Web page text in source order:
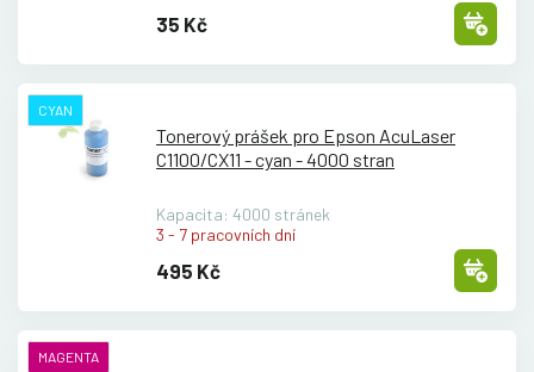
35 Kč
CYAN
Tonerový prášek pro Epson AcuLaser
C1100/CX11 - cyan - 4000 stran
Kapacita: 4000 stránek
3 - 7 pracovních dní
495 Kč
MAGENTA